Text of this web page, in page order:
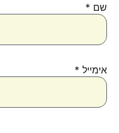
שם *
אימייל *